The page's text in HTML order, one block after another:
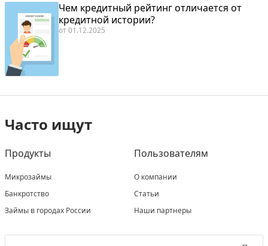
Чем кредитный рейтинг отличается от
кредитной истории?
от01.12.2025
Часто ищут
Продукты
Микрозаймы
Банкротство
Займы в городах России
Пользователям
О компании
Статьи
Наши партнеры